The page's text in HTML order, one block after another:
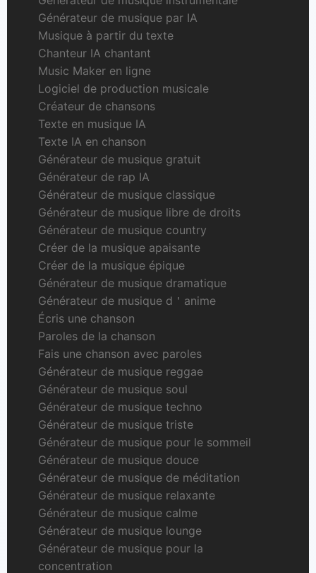
Générateur de musique par IA
Musique à partir du texte
Chanteur IA chantant
Music Maker en ligne
Logiciel de production musicale
Créateur de chansons
Texte en musique IA
Texte IA en chanson
Générateur de musique gratuit
Générateur de rap IA
Générateur de musique classique
Générateur de musique libre de droits
Générateur de musique country
Créer de la musique apaisante
Créer de la musique épique
Générateur de musique dramatique
Générateur de musique d＇anime
Écris une chanson
Paroles de la chanson
Fais une chanson avec paroles
Générateur de musique reggae
Générateur de musique soul
Générateur de musique techno
Générateur de musique triste
Générateur de musique pour le sommeil
Générateur de musique douce
Générateur de musique de méditation
Générateur de musique relaxante
Générateur de musique calme
Générateur de musique lounge
Générateur de musique pour la
concentration